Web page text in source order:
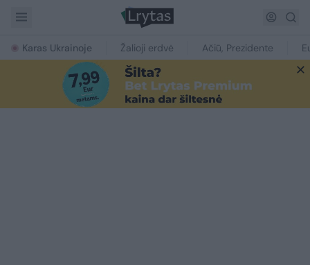
Karas Ukrainoje Žalioji erdvė Ačiū, Prezidente